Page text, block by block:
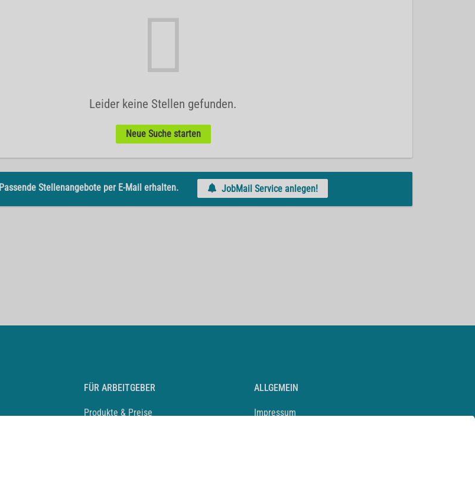
Leider keine Stellen gefunden.
Neue Suche starten
Passende Stellenangebote per E-Mail erhalten. JobMail Service anlegen!
FÜR ARBEITGEBER
Produkte & Preise
ALLGEMEIN
Impressum